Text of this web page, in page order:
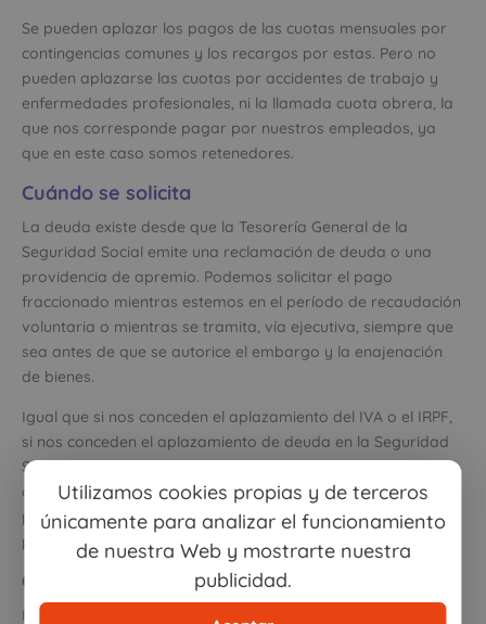
Utilizamos cookies propias y de terceros
únicamente para analizar el funcionamiento
de nuestra Web y mostrarte nuestra
publicidad.
Se pueden aplazar los pagos de las cuotas mensuales por
contingencias comunes y los recargos por estas. Pero no
pueden aplazarse las cuotas por accidentes de trabajo y
enfermedades profesionales, ni la llamada cuota obrera, la
que nos corresponde pagar por nuestros empleados, ya
que en este caso somos retenedores.
Cuándo se solicita
La deuda existe desde que la Tesorería General de la
Seguridad Social emite una reclamación de deuda o una
providencia de apremio. Podemos solicitar el pago
fraccionado mientras estemos en el período de recaudación
voluntaria o mientras se tramita, vía ejecutiva, siempre que
sea antes de que se autorice el embargo y la enajenación
de bienes.
Igual que si nos conceden el aplazamiento del IVA o el IRPF,
si nos conceden el aplazamiento de deuda en la Seguridad
Social, se nos considera al corriente de pago de nuestras
obligaciones, lo que es imprescindible para pedir un
préstamo bancario o contratar con administraciones
públicas.
Cómo se tramita
Para aplazar los pagos hay que presentar: